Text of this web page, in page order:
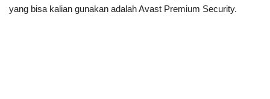
yang bisa kalian gunakan adalah Avast Premium Security.